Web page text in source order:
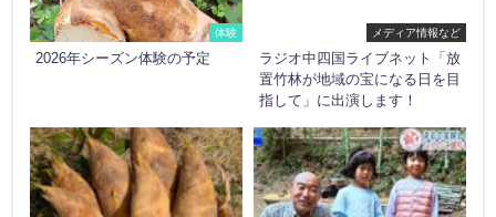
体験
2026年シーズン体験の予定
メディア情報など
ラジオ中四国ライブネット「放
置竹林が地域の宝になる日を目
指して」に出演します！